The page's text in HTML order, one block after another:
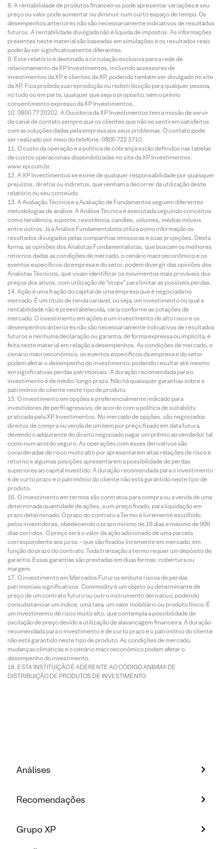
A rentabilidade de produtos financeiros pode apresentar variações e seu
preço ou valor pode aumentar ou diminuir num curto espaço de tempo. Os
desempenhos anteriores não são necessariamente indicativos de resultados
futuros. A rentabilidade divulgada não é líquida de impostos. As informações
presentes neste material são baseadas em simulações e os resultados reais
poderão ser significativamente diferentes.
Este relatório é destinado à circulação exclusiva para a rede de
relacionamento da XP Investimentos, incluindo assessores de
investimentos da XP e clientes da XP, podendo também ser divulgado no site
da XP. Fica proibida sua reprodução ou redistribuição para qualquer pessoa,
no todo ou em parte, qualquer que seja o propósito, sem o prévio
consentimento expresso da XP Investimentos.
0800 77 20202. A Ouvidoria da XP Investimentos tem a missão de servir
de canal de contato sempre que os clientes que não se sentirem satisfeitos
com as soluções dadas pela empresa aos seus problemas. O contato pode
ser realizado por meio do telefone: 0800 722 3710.
O custo da operação e a política de cobrança estão definidos nas tabelas
de custos operacionais disponibilizadas no site da XP Investimentos:
www.xpi.com.br.
A XP Investimentos se exime de qualquer responsabilidade por quaisquer
prejuízos, diretos ou indiretos, que venham a decorrer da utilização deste
relatório ou seu conteúdo.
A Avaliação Técnica e a Avaliação de Fundamentos seguem diferentes
metodologias de análise. A Análise Técnica é executada seguindo conceitos
como tendência, suporte, resistência, candles, volumes, médias móveis
entre outros. Já a Análise Fundamentalista utiliza como informação os
resultados divulgados pelas companhias emissoras e suas projeções. Desta
forma, as opiniões dos Analistas Fundamentalistas, que buscam os melhores
retornos dadas as condições de mercado, o cenário macroeconômico e os
eventos específicos da empresa e do setor, podem divergir das opiniões dos
Analistas Técnicos, que visam identificar os movimentos mais prováveis dos
preços dos ativos, com utilização de “stops” para limitar as possíveis perdas.
Ação é uma fração do capital de uma empresa que é negociada no
mercado. É um título de renda variável, ou seja, um investimento no qual a
rentabilidade não é preestabelecida, varia conforme as cotações de
mercado. O investimento em ações é um investimento de alto risco e os
desempenhos anteriores não são necessariamente indicativos de resultados
futuros e nenhuma declaração ou garantia, de forma expressa ou implícita, é
feita neste material em relação a desempenhos. As condições de mercado, o
cenário macroeconômico, os eventos específicos da empresa e do setor
podem afetar o desempenho do investimento, podendo resultar até mesmo
em significativas perdas patrimoniais. A duração recomendada para o
investimento é de médio-longo prazo. Não há quaisquer garantias sobre o
patrimônio do cliente neste tipo de produto.
O investimento em opções é preferencialmente indicado para
investidores de perfil agressivo, de acordo com a política de suitability
praticada pela XP Investimentos. No mercado de opções, são negociados
direitos de compra ou venda de um bem por preço fixado em data futura,
devendo o adquirente do direito negociado pagar um prêmio ao vendedor tal
como num acordo seguro. As operações com esses derivativos são
consideradas de risco muito alto por apresentarem altas relações de risco e
retorno e algumas posições apresentarem a possibilidade de perdas
superiores ao capital investido. A duração recomendada para o investimento
é de curto prazo e o patrimônio do cliente não está garantido neste tipo de
produto.
O investimento em termos são contratos para compra ou a venda de uma
determinada quantidade de ações, a um preço fixado, para liquidação em
prazo determinado. O prazo do contrato a Termo é livremente escolhido
pelos investidores, obedecendo o prazo mínimo de 16 dias e máximo de 999
dias corridos. O preço será o valor da ação adicionado de uma parcela
correspondente aos juros – que são fixados livremente em mercado, em
função do prazo do contrato. Toda transação a termo requer um depósito de
garantia. Essas garantias são prestadas em duas formas: cobertura ou
margem.
O investimento em Mercados Futuros embute riscos de perdas
patrimoniais significativos. Commodity é um objeto ou determinante de
preço de um contrato futuro ou outro instrumento derivativo, podendo
consubstanciar um índice, uma taxa, um valor mobiliário ou produto físico. É
um investimento de risco muito alto, que contempla a possibilidade de
oscilação de preço devido à utilização de alavancagem financeira. A duração
recomendada para o investimento é de curto prazo e o patrimônio do cliente
não está garantido neste tipo de produto. As condições de mercado,
mudanças climáticas e o cenário macroeconômico podem afetar o
desempenho do investimento.
ESTA INSTITUIÇÃO É ADERENTE AO CÓDIGO ANBIMA DE
DISTRIBUIÇÃO DE PRODUTOS DE INVESTIMENTO.
Análises
Recomendações
Grupo XP